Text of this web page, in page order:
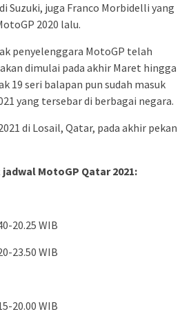
Suzuki, juga Franco Morbidelli yang
2020 lalu.
penyelenggara MotoGP telah
dimulai pada akhir Maret hingga
19 seri balapan pun sudah masuk
yang tersebar di berbagai negara.
di Losail, Qatar, pada akhir pekan
MotoGP Qatar 2021:
20.25 WIB
23.50 WIB
20.00 WIB